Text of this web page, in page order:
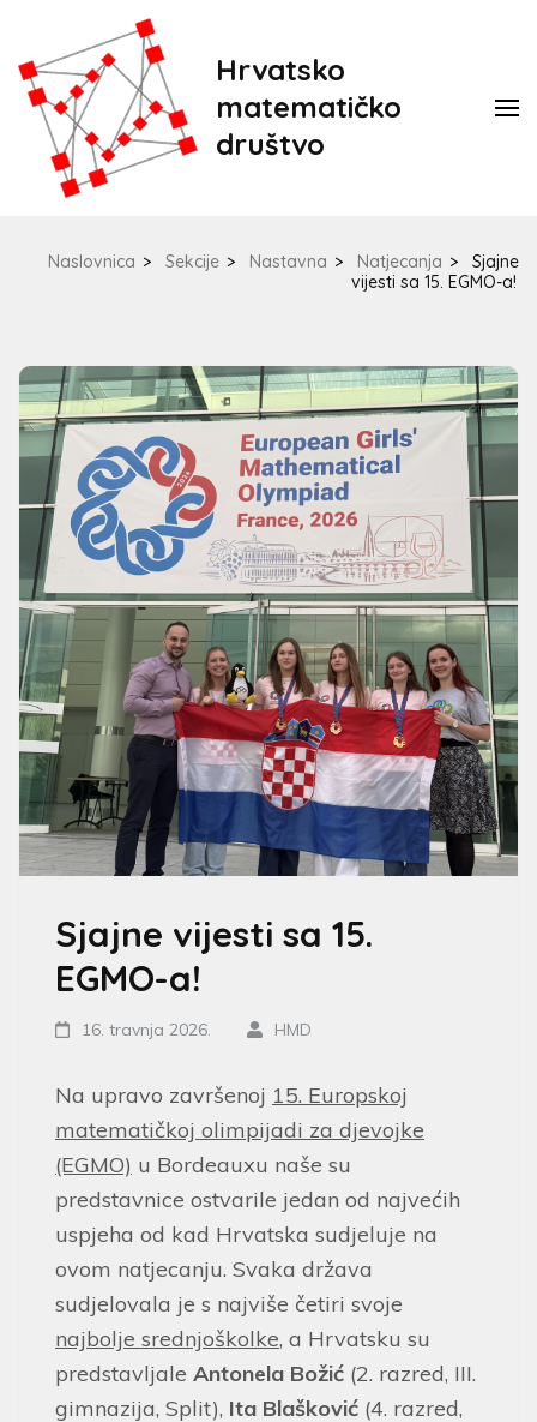
Hrvatsko
matematičko
društvo
Naslovnica > Sekcije > Nastavna > Natjecanja >
Sjajne
vijesti sa 15. EGMO-a!
Sjajne vijesti sa 15.
EGMO-a!
16. travnja 2026. HMD
Na upravo završenoj 15. Europskoj
matematičkoj olimpijadi za djevojke
(EGMO) u Bordeauxu naše su
predstavnice ostvarile jedan od najvećih
uspjeha od kad Hrvatska sudjeluje na
ovom natjecanju. Svaka država
sudjelovala je s najviše četiri svoje
najbolje srednjoškolke, a Hrvatsku su
predstavljale Antonela Božić (2. razred, III.
gimnazija, Split), Ita Blašković (4. razred,